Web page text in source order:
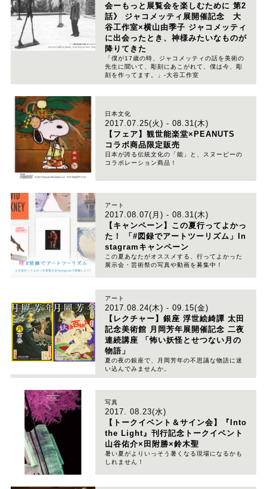
会ーもっと展覧会を楽しむために 第2
話》 ジャコメッティ展開催記念 大
谷工作室×横山由季子 ジャコメッティ
に出会ったとき、神様みたいなものが
降りてきた
「僕が17歳の時、ジャコメッティの話を美術の
先生に聞いて、彫刻にあこがれて、僕は今、彫
刻を作ってます。」-大谷工作室
日本文化
2017.07.25(火) - 08.31(木)
【フェア】観世能楽堂×PEANUTS
コラボ商品限定販売
日本が誇る伝統文化の「能」と、スヌーピーの
コラボレーション商品！
アート
2017.08.07(月) - 08.31(木)
【キャンペーン】この夏行ってよかっ
た！ 「#図録でアートツーリズム」In
stagramキャンペーン
この夏あなたがオススメする、行ってよかった
展示会・芸術祭の写真や動画を募集中！
アート
2017.08.24(木) - 09.15(金)
【レクチャー】銀座 浮世絵綺譚 太田
記念美術館 月岡芳年展開催記念 二夜
連続講座 「怖い妖怪とせつない月の
物語」
夏の夜の銀座で、月岡芳年の不思議な物語に迷
い込んでみませんか。
写真
2017. 08.23(水)
【トークイベント＆サイン会】『Into
the Light』刊行記念トークイベント
山谷佑介×田附勝×鈴木聖
暑い夏がよりいっそう暑くなる現場になるかも
しれません！